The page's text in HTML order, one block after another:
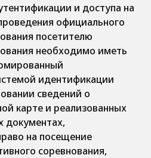
и доступа на
официального
посетителю
необходимо иметь
идентификации
сведений о
карте и реализованных
документах,
на посещение
соревнования,